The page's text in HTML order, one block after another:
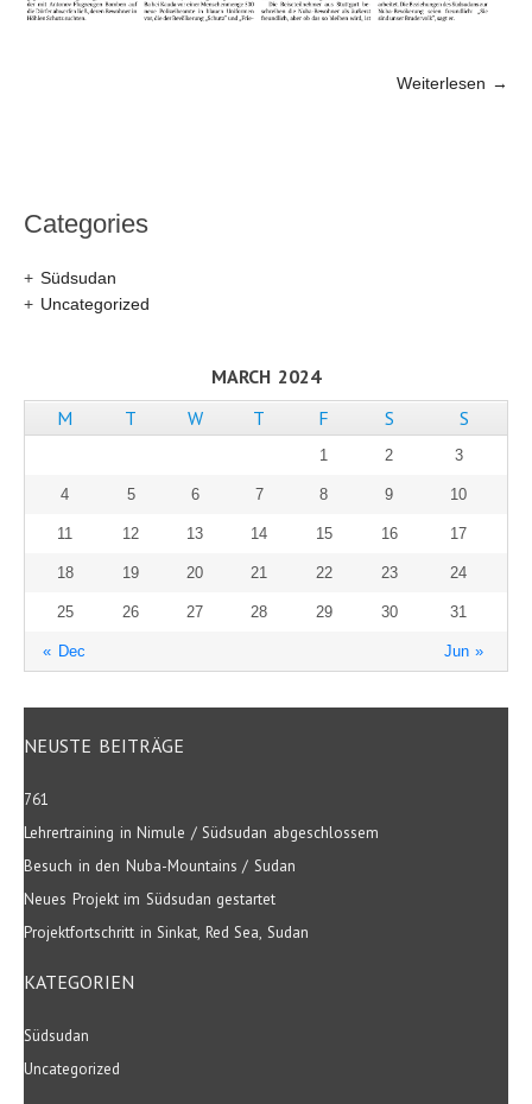
Weiterlesen →
Categories
Südsudan
Uncategorized
MARCH 2024
M
T W T F S S
« Dec Jun »
1 2 3
4 5 6 7 8 9 10
11 12 13 14 15 16 17
18 19 20 21 22 23 24
25 26 27 28 29 30 31
NEUSTE BEITRÄGE
761
Lehrertraining in Nimule / Südsudan abgeschlossem
Besuch in den Nuba-Mountains / Sudan
Neues Projekt im Südsudan gestartet
Projektfortschritt in Sinkat, Red Sea, Sudan
KATEGORIEN
Südsudan
Uncategorized